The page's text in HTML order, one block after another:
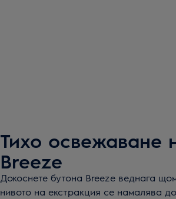
Тихо освежаване
Breeze
Докоснете бутона Breeze веднага
нивото на екстракция се намалява